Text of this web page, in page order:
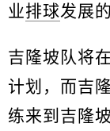
业排球发展
吉隆坡队将
计划，而吉
练来到吉隆